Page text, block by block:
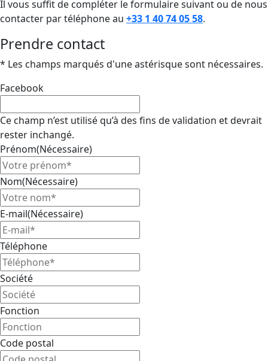
Il vous suffit de compléter le formulaire suivant ou de nous
contacter par téléphone au +33 1 40 74 05 58.
Prendre contact
* Les champs marqués d'une astérisque sont nécessaires.
Facebook
Ce champ n’est utilisé qu’à des fins de validation et devrait
rester inchangé.
Prénom(Nécessaire)
Nom(Nécessaire)
E-mail(Nécessaire)
Téléphone
Société
Fonction
Code postal